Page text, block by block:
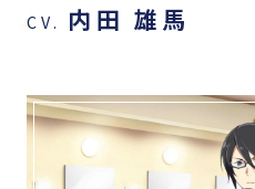
CV. 内田 雄馬